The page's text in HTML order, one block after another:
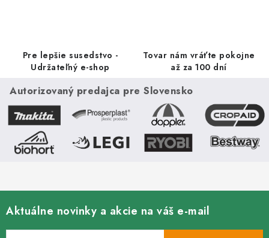
Pre lepšie susedstvo -
Udržateľný e-shop
Tovar nám vráťte pokojne
až za 100 dní
Autorizovaný predajca pre Slovensko
Aktuálne novinky a akcie na váš e-mail